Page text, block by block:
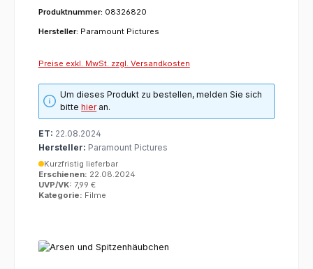
Produktnummer: 08326820
Hersteller: Paramount Pictures
Preise exkl. MwSt. zzgl. Versandkosten
Um dieses Produkt zu bestellen, melden Sie sich
bittehieran.
ET: 22.08.2024
Hersteller: Paramount Pictures
Kurzfristig lieferbar
Erschienen: 22.08.2024
UVP/VK: 7,99 €
Kategorie: Filme